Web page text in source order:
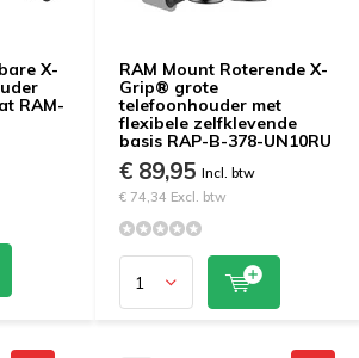
X-
RAM-
RAM Mount Roterende X-
Grip® grote
telefoonhouder met
flexibele zelfklevende
basis RAP-B-378-UN10RU
€ 89,95 Incl. btw
€ 74,34 Excl. btw